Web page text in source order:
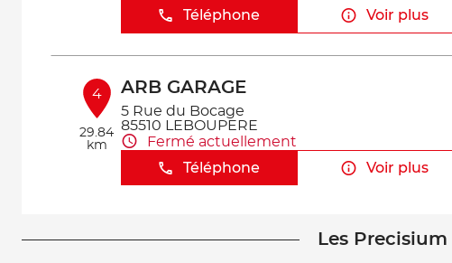
Téléphone
Voir plus
4
29.84
km
ARB GARAGE
5 Rue du Bocage
85510 LEBOUPERE
Fermé actuellement
Téléphone
Voir plus
Les